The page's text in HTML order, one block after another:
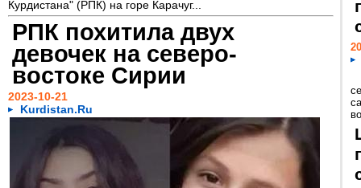
Курдистана" (РПК) на горе Карачуг...
РПК похитила двух
девочек на северо-
востоке Сирии
2023-10-21
Kurdistan.Ru